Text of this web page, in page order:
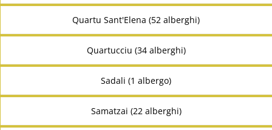
Quartu Sant'Elena (52 alberghi)
Quartucciu (34 alberghi)
Sadali (1 albergo)
Samatzai (22 alberghi)